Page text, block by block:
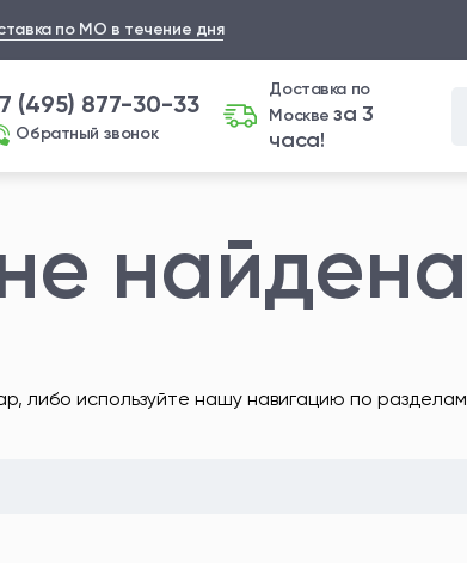
по МО в течение дня
(495) 877-30-33
Обратный звонок
Доставка по
Москвеза 3
часа!
найдена
либо используйте нашу навигацию по разделам